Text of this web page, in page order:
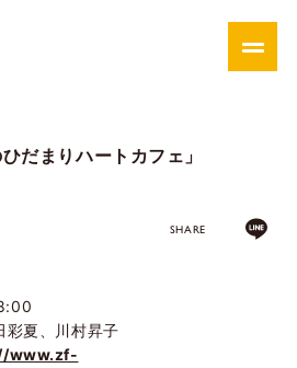
だまりハートカフェ」
SHARE
夏、川村昇子
www.zf-